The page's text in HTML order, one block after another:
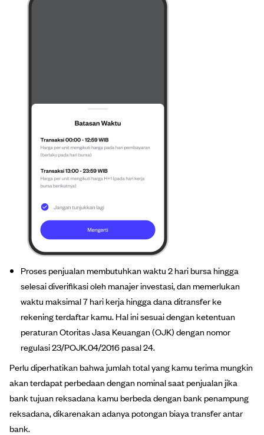
Proses penjualan membutuhkan waktu 2 hari bursa hingga
selesai diverifikasi oleh manajer investasi, dan memerlukan
waktu maksimal 7 hari kerja hingga dana ditransfer ke
rekening terdaftar kamu. Hal ini sesuai dengan ketentuan
peraturan Otoritas Jasa Keuangan (OJK) dengan nomor
regulasi 23/POJK.04/2016 pasal 24.
Perlu diperhatikan bahwa jumlah total yang kamu terima mungkin
akan terdapat perbedaan dengan nominal saat penjualan jika
bank tujuan reksadana kamu berbeda dengan bank penampung
reksadana, dikarenakan adanya potongan biaya transfer antar
bank.